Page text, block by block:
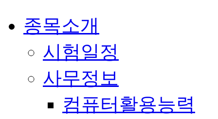
종목소개
시험일정
사무정보
컴퓨터활용능력